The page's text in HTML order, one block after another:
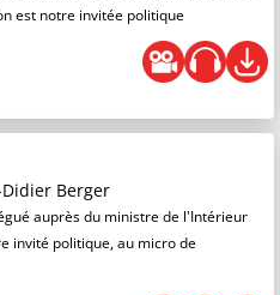
est notre invitée politique
Didier Berger
auprès du ministre de l'Intérieur
invité politique, au micro de